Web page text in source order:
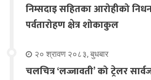
निम्सदाइ सहितका आरोहीको
पर्वतारोहण क्षेत्र शोकाकुल
२० श्रावण २०८३, बुधबार
चलचित्र ‘लज्जावती’ को ट्रेलर